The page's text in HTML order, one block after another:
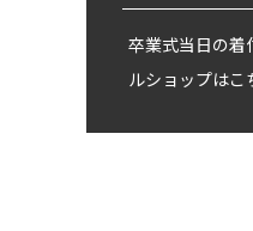
卒業式当日の着
ルショップはこ